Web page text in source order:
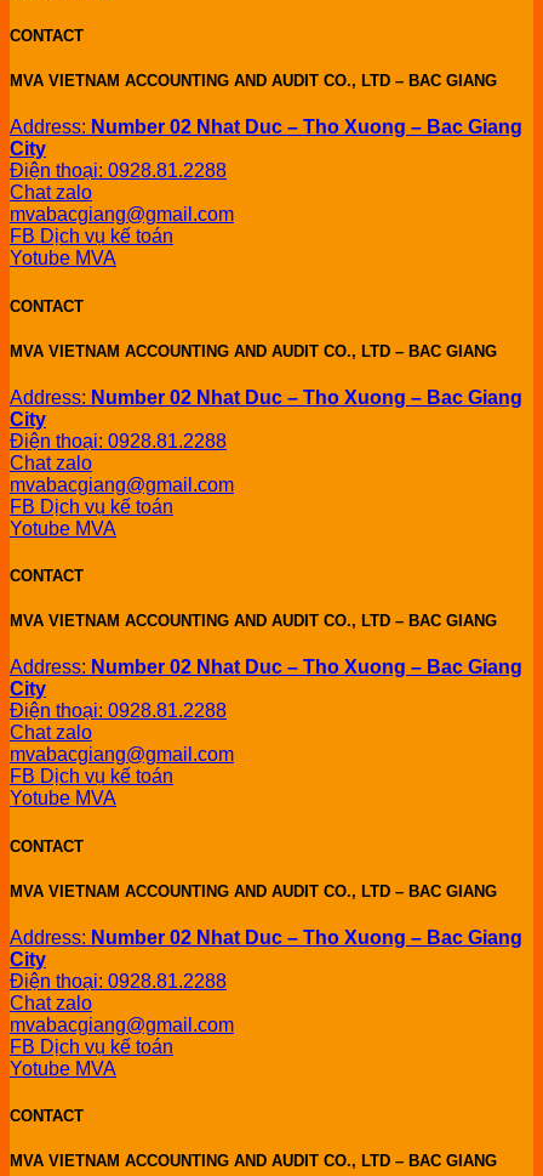
CONTACT
MVA VIETNAM ACCOUNTING AND AUDIT CO., LTD – BAC GIANG
Address: Number 02 Nhat Duc – Tho Xuong – Bac Giang
City
Điện thoại: 0928.81.2288
Chat zalo
mvabacgiang@gmail.com
FB Dịch vụ kế toán
Yotube MVA
CONTACT
MVA VIETNAM ACCOUNTING AND AUDIT CO., LTD – BAC GIANG
Address: Number 02 Nhat Duc – Tho Xuong – Bac Giang
City
Điện thoại: 0928.81.2288
Chat zalo
mvabacgiang@gmail.com
FB Dịch vụ kế toán
Yotube MVA
CONTACT
MVA VIETNAM ACCOUNTING AND AUDIT CO., LTD – BAC GIANG
Address: Number 02 Nhat Duc – Tho Xuong – Bac Giang
City
Điện thoại: 0928.81.2288
Chat zalo
mvabacgiang@gmail.com
FB Dịch vụ kế toán
Yotube MVA
CONTACT
MVA VIETNAM ACCOUNTING AND AUDIT CO., LTD – BAC GIANG
Address: Number 02 Nhat Duc – Tho Xuong – Bac Giang
City
Điện thoại: 0928.81.2288
Chat zalo
mvabacgiang@gmail.com
FB Dịch vụ kế toán
Yotube MVA
CONTACT
MVA VIETNAM ACCOUNTING AND AUDIT CO., LTD – BAC GIANG